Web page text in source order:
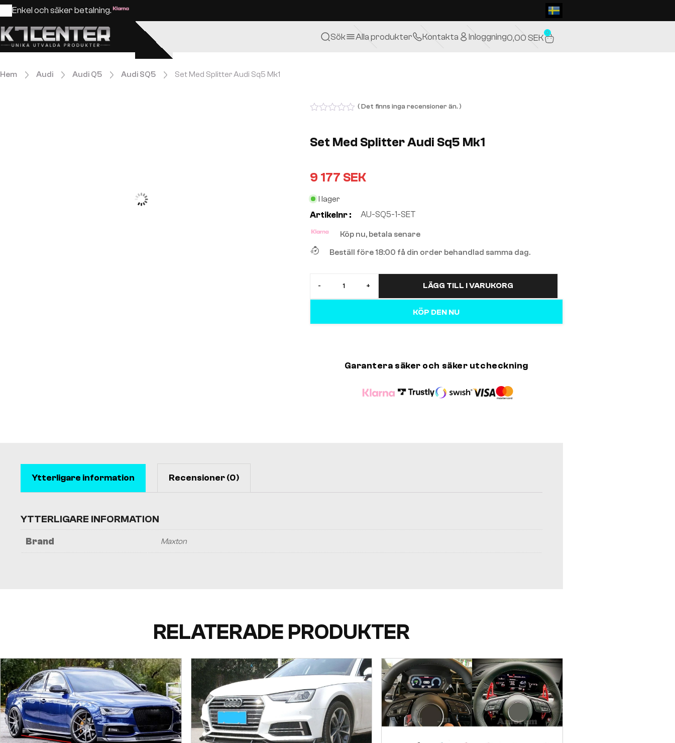
Enkel och säker betalning.
Sök Alla produkter Kontakta Inloggning0,00SEK 0
Hem Audi Audi Q5 Audi SQ5 Set Med Splitter Audi Sq5 Mk1
of
5
( Det finns inga recensioner än. )
Set Med Splitter Audi Sq5 Mk1
9 177 SEK
I lager
Artikelnr : AU-SQ5-1-SET
Köp nu, betala senare
Beställ före 18:00 få din order behandlad samma dag.
- + LÄGG TILL I VARUKORG
KÖP DEN NU
Garantera säker och säker utcheckning
Ytterligare information Recensioner (0)
YTTERLIGARE INFORMATION
Brand Maxton
RELATERADE PRODUKTER